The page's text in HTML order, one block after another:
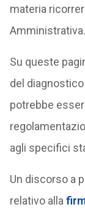
materia
Amministrativa.
Su queste
del diagnostico
potrebbe
agli specifici
Un discorso a
relativo alla